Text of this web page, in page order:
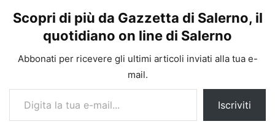
Scopri di più da Gazzetta di Salerno, il
quotidiano on line di Salerno
Abbonati per ricevere gli ultimi articoli inviati alla tua e-
mail.
Digita la tua e-mail...
Iscriviti